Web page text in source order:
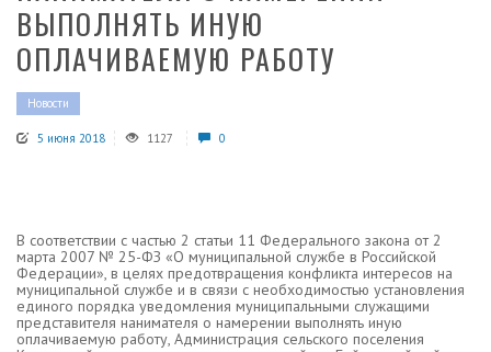
ВЫПОЛНЯТЬ ИНУЮ
ОПЛАЧИВАЕМУЮ РАБОТУ
Новости
5 июня 2018 1127 0
В соответствии с частью 2 статьи 11 Федерального закона от 2
марта 2007 № 25-ФЗ «О муниципальной службе в Российской
Федерации», в целях предотвращения конфликта интересов на
муниципальной службе и в связи с необходимостью установления
единого порядка уведомления муниципальными служащими
представителя нанимателя о намерении выполнять иную
оплачиваемую работу, Администрация сельского поселения